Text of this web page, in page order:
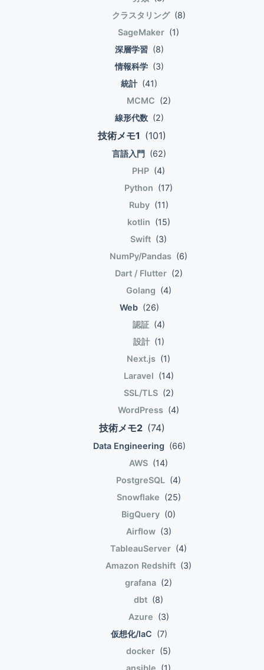
たり,公式参考書があったりはしないため,試
験のための習得にはなりづらい. マルチノー
ド化による高可用性を実現するためのアーキ
テクチャを学ぶ機会と捉えれば,結構モチベ
になると思う. (そんな人いるんでしょう
いる. この項目を自分の言葉で説明できるこ
とが当面のゴール. 言葉で説明する深さにつ
いては,暗記が不要という難易度調整が入っ
ておりそれほど深くなくてよいと思う. 結果
こと」がゴールになり得る. 個人的な感想を
書くと,もはやかなり覚えてしまっている気
きに「合格体験記」としてまとめなおす. こ
の投稿を入り口として各詳細を別記事として
扱い合計4から5記事で詳細を完結する予定.
当面は合格体験記ではなく勉強の記録なの
で、資格試験合格のために ここに流入して
しまった人は抜けて他読んだ方が学びになる
ワークブック等をサーバ上で共有する仕組み
であることから, 多くの記述において
TableauDesktopの知識が前提とな
る.TableauDesktopで一通り何ができるか
う範囲と深さがあればTableauServerの理解
には不足ないと思う. 試験の概要 Server
Certified Associate試験の概要は以下の通
り。 合格基準が75%。ベンダー資格として
はこんなものか、若干高いかも。 択一だけ
でなく多肢選択も含まれるので、結構落とせ
い。合格体験記を見る限り時間が不足しがち
な試験。 試験範囲に以下みたいな記述があ
る。難易度の調整パラメータかな。 組織
とを、当然のように従業員に期待するように
なりました。Tableau は、時間が成功に欠か
せないコンピテンシーであると考えており、
そのためこの試験にも時間制限が設けられて
います。 Tableau Serverは
ルも対応しているが試験はWindows。 個人
theta) とすると, 線形和に(theta)の項を組み
入れることができる. 新しい線形和(z\')が(0)
になる箇所を境にステップ関数の応答値が切
り替わる. [ varphi(z) = begin{cases} 1 &
(z-theta gt 0) \\ -1 & (z-theta leq 0)
end{cases} ] [ z\' = z - theta = w_0 x_0 +
w_1 x_1 + w_2 x_2 + cdots x_m x_m ] あ
るパラメータ(boldsymbol{w})が存在すると
して, データ(boldsymbol{x})について,
(boldsymbol{w}^T boldsymbol{x}=0)を境
知のデータ(x)に対して, (boldsymbol{w}^T
boldsymbol{x})はラベルの予測値(+1), (-1)
あるサンプルデータに含まれる(y^{i})と同じ
初,(w)に初期値を設定し, 以下の手続きによ
って(w)を更新していく. 上付きの添字はサ
ンプルデータ内の順序数を表している.
(y^{(i)})は(i)番目のサンプルデータ. 右下の添
字は該当サンプルデータの各次元を表してい
現在の(w)を使って予測値を計算する.
(hat{y}=w^T x) (w)を更新する. (Delta w_j
:= eta(y^{i}-hat{y})x^{i}_j) 1個のサンプルデ
ータで1回(w)が更新される. そもそもデータ
セットを綺麗に線形和が表す決定境界で分離
測したクラスラベルと真のクラスラベルの差
が埋まらない。 あっちを立てればこっちが
立たず、みたいになる。 予測したクラスラ
ベルと真のクラスラベルを比較するこの方法
hat{y})x^{i}_j) が良い値なのか悪い値なの
か、繰り返さないとわからない。 予測と真
の値の比較を凸で連続な関数で表すことがで
きれば、その関数の凸の底に向かうやり方
で、 「今より良い次の値」に更新する方法
真の値と予測した値の差が「損失」とか「コ
スト」とか呼んで、 「コスト関数」を最小
化するパラメータが良いパラメータなんだろ
う、という話が進んでいく。 ADALINEの学
習 線形和をステップ関数に変換する部分が
間で (w^T x)が(-1),(+1)に分かれる(w)を求
失敗するかいずれか 一貫性 (Consistency)
トランザクションの開始から終了までの間、
操作対象のデータが正常範囲内に収まること
を保証すること. 口座Aから口座Bに送金する
ケースで、口座Aに1万円しかないのに2万円
なることは一貫性に反する. 一貫性に反する
イベントが発生したときにトランザクション
を終了する. 独立性 (Isolation) トランザクシ
ョン内の複数の操作は外部からは隠蔽される
入りと出だけを知ることができる. 口座Aか
ら口座Bに送金するケースで、口座Aから口
座Bに1万円を送金する際に、中間状態とし
て口座Aから1万円を減らしただけの状態が
発生するものとする. 外部からは中間状態は
口座Bに1万円が足された状態のみを知り得
トランザクションが完了した場合,障害を受
けたとしても完了後の状態を保持できること
れる. トランザクションログはトランザクシ
ョンの履歴で巻き戻したりできる. システム
に異常が発生した場合、トランザクションん
ログを使って異常発生前の状態まで復旧でき
する必要が発生する. 広範囲のデータにロッ
クを掛けたり更新したりなどでパフォーマン
スが落ちる. 実際はある程度妥協して実装さ
アップ方式の工夫により冗長化する. 全ての
処理を一度に実行することが求められるが、
それは現実的には難しい. ログ先行書き込み
とシャドウページング. トランザクション分
離レベルを設定することで、トランザクショ
トレードオフを制御できる トランザクショ
ン分離レベル Dirty read. トランザクション
AとトランザクションBが並列実行. AはBの
途中の状態を見ることができる. Non-
repeatable read (Fuzzy read). トランザク
ションAとトランザクションBが並列実行. A
が同じデータを2度読む. 1度目はBが書いて
クラスタリング (8)
SageMaker (1)
深層学習 (8)
情報科学 (3)
統計 (41)
MCMC (2)
線形代数 (2)
技術メモ1 (101)
言語入門 (62)
PHP (4)
Python (17)
Ruby (11)
kotlin (15)
Swift (3)
NumPy/Pandas (6)
Dart / Flutter (2)
Golang (4)
Web (26)
認証 (4)
設計 (1)
Next.js (1)
Laravel (14)
SSL/TLS (2)
WordPress (4)
技術メモ2 (74)
Data Engineering (66)
AWS (14)
PostgreSQL (4)
Snowflake (25)
BigQuery (0)
Airflow (3)
TableauServer (4)
Amazon Redshift (3)
grafana (2)
dbt (8)
Azure (3)
仮想化/IaC (7)
docker (5)
ansible (1)